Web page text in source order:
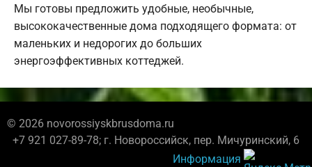
Мы готовы предложить удобные, необычные,
высококачественные дома подходящего формата: от
маленьких и недорогих до больших
энергоэффективных коттеджей.
© 2026 novorossiyskbrusdoma.ru
+7 921 027-89-78; г. Новороссийск, пер. Мичуринский, 6
Информация